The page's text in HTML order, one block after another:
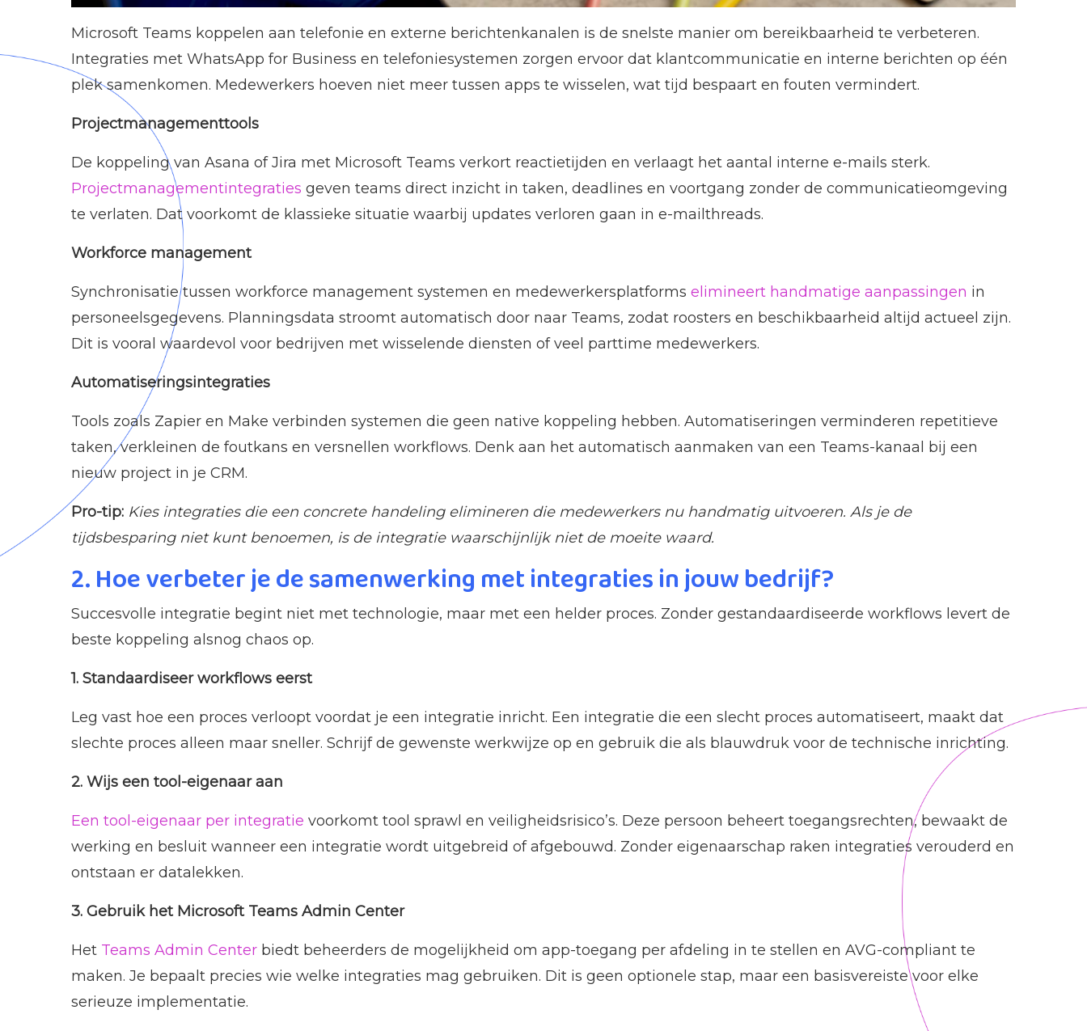
Microsoft Teams koppelen aan telefonie en externe berichtenkanalen is de snelste manier om bereikbaarheid te verbeteren.
Integraties met WhatsApp for Business en telefoniesystemen zorgen ervoor dat klantcommunicatie en interne berichten op één
plek samenkomen. Medewerkers hoeven niet meer tussen apps te wisselen, wat tijd bespaart en fouten vermindert.
Projectmanagementtools
De koppeling van Asana of Jira met Microsoft Teams verkort reactietijden en verlaagt het aantal interne e-mails sterk.
Projectmanagementintegraties geven teams direct inzicht in taken, deadlines en voortgang zonder de communicatieomgeving
te verlaten. Dat voorkomt de klassieke situatie waarbij updates verloren gaan in e-mailthreads.
Workforce management
Synchronisatie tussen workforce management systemen en medewerkersplatforms elimineert handmatige aanpassingen in
personeelsgegevens. Planningsdata stroomt automatisch door naar Teams, zodat roosters en beschikbaarheid altijd actueel zijn.
Dit is vooral waardevol voor bedrijven met wisselende diensten of veel parttime medewerkers.
Automatiseringsintegraties
Tools zoals Zapier en Make verbinden systemen die geen native koppeling hebben. Automatiseringen verminderen repetitieve
taken, verkleinen de foutkans en versnellen workflows. Denk aan het automatisch aanmaken van een Teams-kanaal bij een
nieuw project in je CRM.
Pro-tip: Kies integraties die een concrete handeling elimineren die medewerkers nu handmatig uitvoeren. Als je de
tijdsbesparing niet kunt benoemen, is de integratie waarschijnlijk niet de moeite waard.
2. Hoe verbeter je de samenwerking met integraties in jouw bedrijf?
Succesvolle integratie begint niet met technologie, maar met een helder proces. Zonder gestandaardiseerde workflows levert de
beste koppeling alsnog chaos op.
1. Standaardiseer workflows eerst
Leg vast hoe een proces verloopt voordat je een integratie inricht. Een integratie die een slecht proces automatiseert, maakt dat
slechte proces alleen maar sneller. Schrijf de gewenste werkwijze op en gebruik die als blauwdruk voor de technische inrichting.
2. Wijs een tool-eigenaar aan
Een tool-eigenaar per integratie voorkomt tool sprawl en veiligheidsrisico’s. Deze persoon beheert toegangsrechten, bewaakt de
werking en besluit wanneer een integratie wordt uitgebreid of afgebouwd. Zonder eigenaarschap raken integraties verouderd en
ontstaan er datalekken.
3. Gebruik het Microsoft Teams Admin Center
Het Teams Admin Center biedt beheerders de mogelijkheid om app-toegang per afdeling in te stellen en AVG-compliant te
maken. Je bepaalt precies wie welke integraties mag gebruiken. Dit is geen optionele stap, maar een basisvereiste voor elke
serieuze implementatie.